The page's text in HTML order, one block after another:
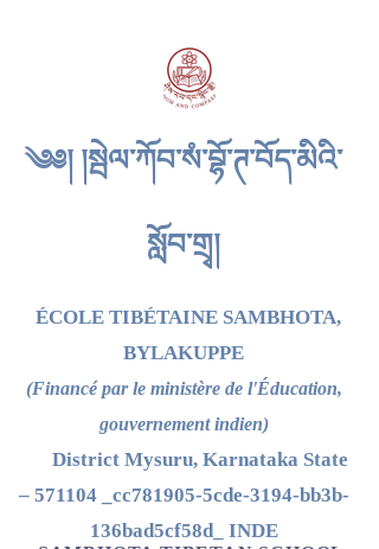
༄༅། །སྦེལ་ཀོབ་སཾ་བྷོ་ཊ་བོད་མིའི་
སློབ་གྲྭ།
ÉCOLE TIBÉTAINE SAMBHOTA,
BYLAKUPPE
(Financé par le ministère de l'Éducation,
gouvernement indien)
District Mysuru, Karnataka State
– 571104 _cc781905-5cde-3194-bb3b-
136bad5cf58d_ INDE